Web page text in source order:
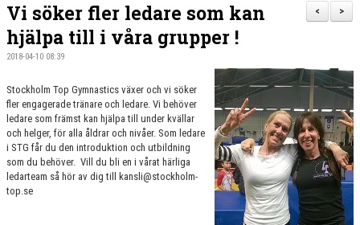
OM FÖRENINGEN
VÄRDEGRUND
FÖRENINGSPRODUKTER
KONTAKT
>
<
Vi söker fler ledare som kan
hjälpa till i våra grupper !
2018-04-10 08:39
Stockholm Top Gymnastics växer och vi söker
fler engagerade tränare och ledare. Vi behöver
ledare som främst kan hjälpa till under kvällar
och helger, för alla åldrar och nivåer. Som ledare
i STG får du den introduktion och utbildning
som du behöver. Vill du bli en i vårat härliga
ledarteam så hör av dig till kansli@stockholm-
top.se